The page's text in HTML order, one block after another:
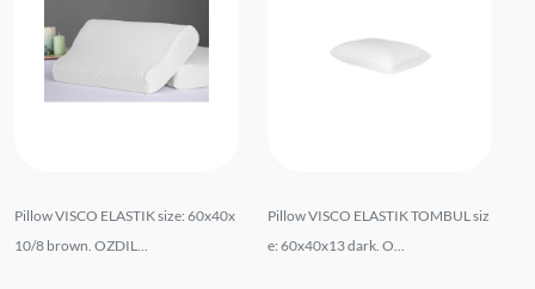
Pillow VISCO ELASTIK size: 60x40x
10/8 brown. OZDIL...
Pillow VISCO ELASTIK TOMBUL siz
e: 60x40x13 dark. O...